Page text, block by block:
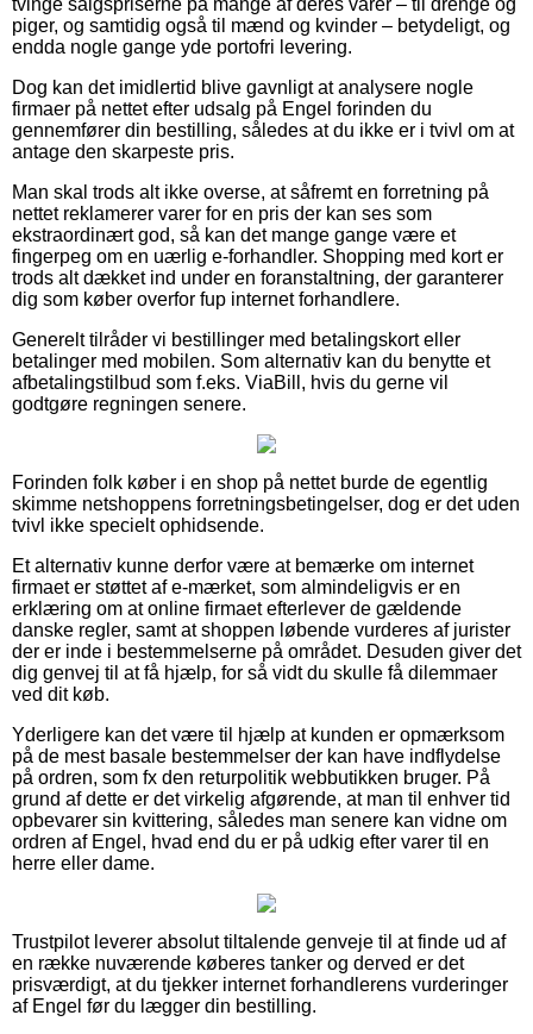
piger, og samtidig også til mænd og kvinder – betydeligt, og
endda nogle gange yde portofri levering.
Dog kan det imidlertid blive gavnligt at analysere nogle
firmaer på nettet efter udsalg på Engel forinden du
gennemfører din bestilling, således at du ikke er i tvivl om at
antage den skarpeste pris.
Man skal trods alt ikke overse, at såfremt en forretning på
nettet reklamerer varer for en pris der kan ses som
ekstraordinært god, så kan det mange gange være et
fingerpeg om en uærlig e-forhandler. Shopping med kort er
trods alt dækket ind under en foranstaltning, der garanterer
dig som køber overfor fup internet forhandlere.
Generelt tilråder vi bestillinger med betalingskort eller
betalinger med mobilen. Som alternativ kan du benytte et
afbetalingstilbud som f.eks. ViaBill, hvis du gerne vil
godtgøre regningen senere.
Forinden folk køber i en shop på nettet burde de egentlig
skimme netshoppens forretningsbetingelser, dog er det uden
tvivl ikke specielt ophidsende.
Et alternativ kunne derfor være at bemærke om internet
firmaet er støttet af e-mærket, som almindeligvis er en
erklæring om at online firmaet efterlever de gældende
danske regler, samt at shoppen løbende vurderes af jurister
der er inde i bestemmelserne på området. Desuden giver det
dig genvej til at få hjælp, for så vidt du skulle få dilemmaer
ved dit køb.
Yderligere kan det være til hjælp at kunden er opmærksom
på de mest basale bestemmelser der kan have indflydelse
på ordren, som fx den returpolitik webbutikken bruger. På
grund af dette er det virkelig afgørende, at man til enhver tid
opbevarer sin kvittering, således man senere kan vidne om
ordren af Engel, hvad end du er på udkig efter varer til en
herre eller dame.
Trustpilot leverer absolut tiltalende genveje til at finde ud af
en række nuværende køberes tanker og derved er det
prisværdigt, at du tjekker internet forhandlerens vurderinger
af Engel før du lægger din bestilling.